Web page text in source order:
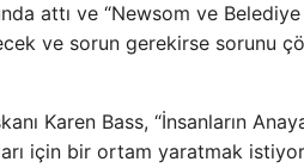
attı ve “Newsom ve
ve sorun gerekirse sorunu
Karen Bass, “İnsanların
için bir ortam yaratmak